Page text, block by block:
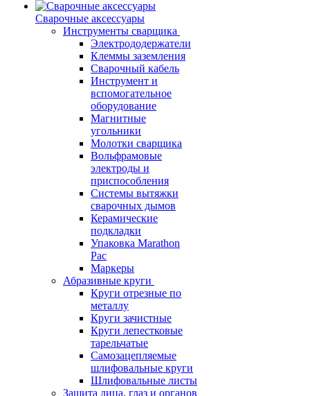
Сварочные аксессуары
Инструменты сварщика
Электрододержатели
Клеммы заземления
Сварочный кабель
Инструмент и
вспомогательное
оборудование
Магнитные
угольники
Молотки сварщика
Вольфрамовые
электроды и
приспособления
Системы вытяжки
сварочных дымов
Керамические
подкладки
Упаковка Marathon
Pac
Маркеры
Абразивные круги
Круги отрезные по
металлу
Круги зачистные
Круги лепестковые
тарельчатые
Самозацепляемые
шлифовальные круги
Шлифовальные листы
Защита лица, глаз и органов